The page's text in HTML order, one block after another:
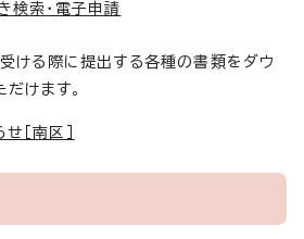
検索・電子申請
ける際に提出する各種の書類をダウ
けます。
［南区］